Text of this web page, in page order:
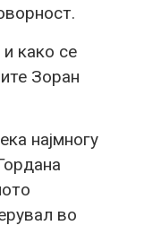
како се
Зоран
најмногу
во